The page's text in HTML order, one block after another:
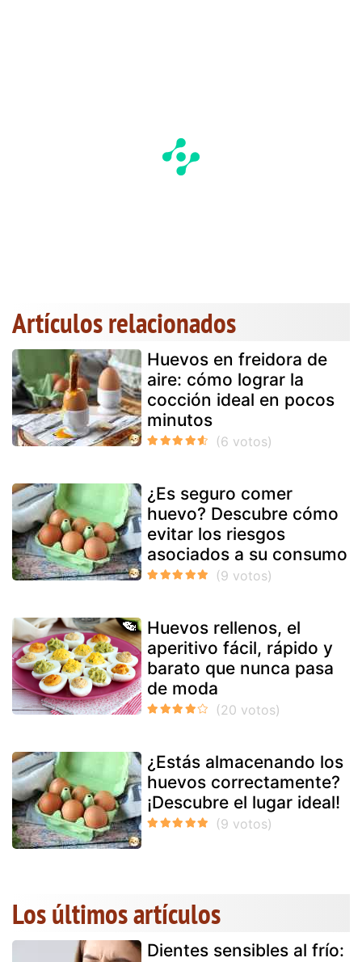
Artículos relacionados
Huevos en freidora de
aire: cómo lograr la
cocción ideal en pocos
minutos
¿Es seguro comer
huevo? Descubre cómo
evitar los riesgos
asociados a su consumo
Huevos rellenos, el
aperitivo fácil, rápido y
barato que nunca pasa
de moda
¿Estás almacenando los
huevos correctamente?
¡Descubre el lugar ideal!
Los últimos artículos
Dientes sensibles al frío: